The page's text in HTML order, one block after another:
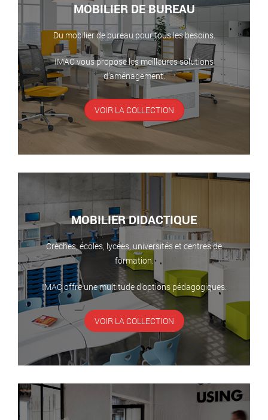
MOBILIER DE BUREAU
Du mobilier de bureau pour tous les besoins.
IMAC vous propose les meilleures solutions
d’aménagement.
VOIR LA COLLECTION
MOBILIER DIDACTIQUE
Crèches, écoles, lycées, universités et centres de
formation.
IMAC offre une multitude d’options pédagogiques.
VOIR LA COLLECTION